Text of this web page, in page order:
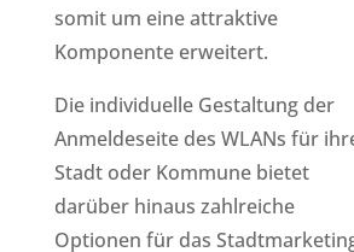
somit um eine attraktive
Komponente erweitert.
Die individuelle Gestaltung der
Anmeldeseite des WLANs für
Stadt oder Kommune bietet
darüber hinaus zahlreiche
Optionen für das